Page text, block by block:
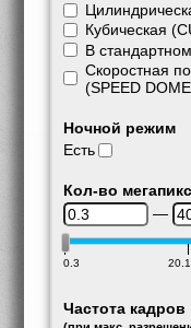
Кубическая
В
Скоростная
(SPEED
Ночной режим
Есть
Кол-во
—
0.3
Частота кадров